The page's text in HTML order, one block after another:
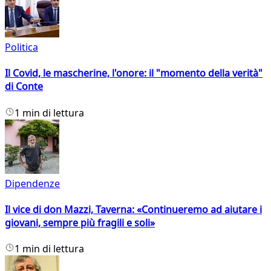
Politica
Il Covid, le mascherine, l'onore: il "momento della verità"
di Conte
1 min di lettura
Dipendenze
Il vice di don Mazzi, Taverna: «Continueremo ad aiutare i
giovani, sempre più fragili e soli»
1 min di lettura